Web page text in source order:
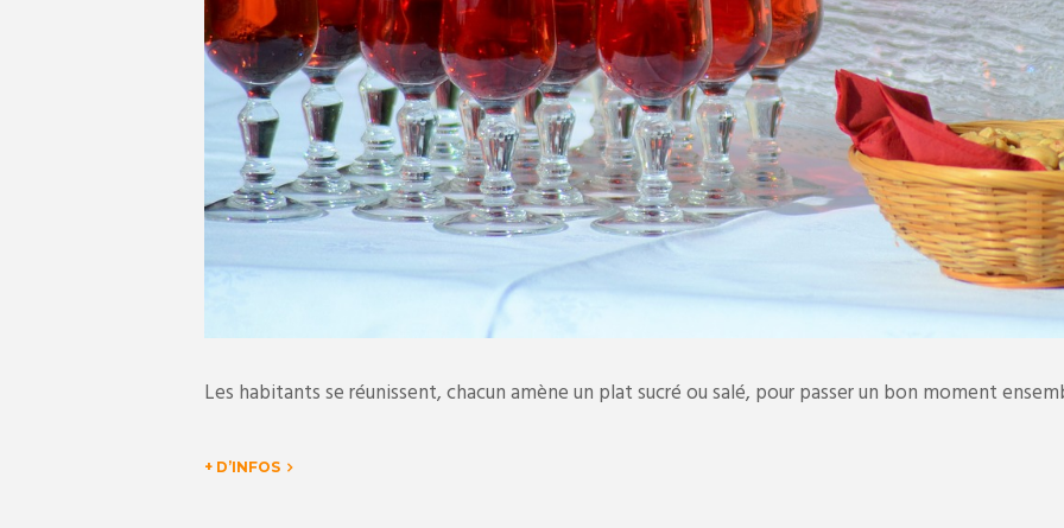
Les habitants se réunissent, chacun amène un plat sucré ou salé, pour passer un bon moment
+ D’INFOS